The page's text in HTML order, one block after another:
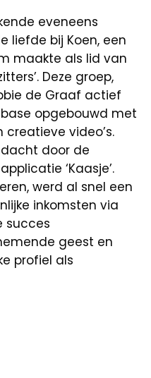
eveneens
liefde bij Koen, een
maakte als lid van
Deze groep,
de Graaf actief
opgebouwd met
video’s.
door de
‘Kaasje’.
werd al snel een
inkomsten via
succes
geest en
profiel als